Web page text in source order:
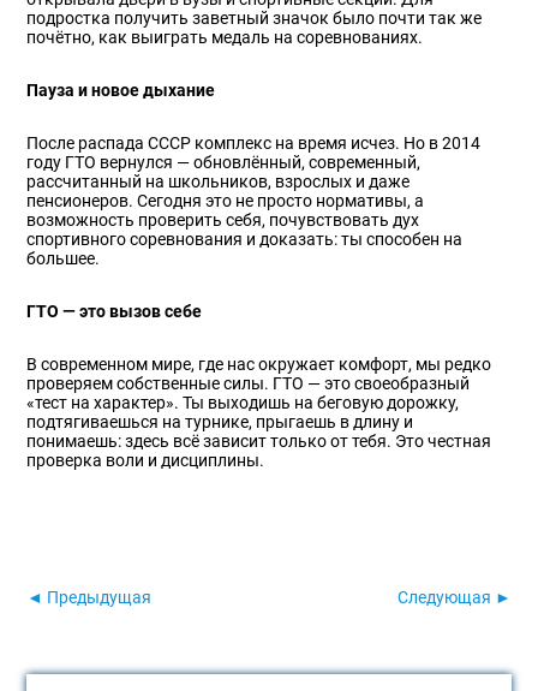
подростка получить заветный значок было почти так же
почётно, как выиграть медаль на соревнованиях.
Пауза и новое дыхание
После распада СССР комплекс на время исчез. Но в 2014
году ГТО вернулся — обновлённый, современный,
рассчитанный на школьников, взрослых и даже
пенсионеров. Сегодня это не просто нормативы, а
возможность проверить себя, почувствовать дух
спортивного соревнования и доказать: ты способен на
большее.
ГТО — это вызов себе
В современном мире, где нас окружает комфорт, мы редко
проверяем собственные силы. ГТО — это своеобразный
«тест на характер». Ты выходишь на беговую дорожку,
подтягиваешься на турнике, прыгаешь в длину и
понимаешь: здесь всё зависит только от тебя. Это честная
проверка воли и дисциплины.
◄ Предыдущая Следующая ►